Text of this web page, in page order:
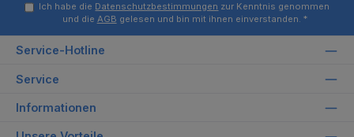
Ich habe die Datenschutzbestimmungen zur Kenntnis genommen
und die AGB gelesen und bin mit ihnen einverstanden. *
Service-Hotline
Service
Informationen